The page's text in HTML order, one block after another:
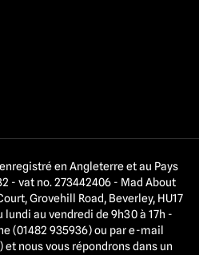
en Angleterre et au Pays
- vat no. 273442406 - Mad About
Grovehill Road, Beverley, HU17
au vendredi de 9h30 à 17h -
(01482 935936) ou par e-mail
) et nous vous répondrons dans un